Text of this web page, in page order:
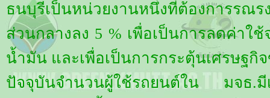
ธนบุรีเป็นหน่วยงานหนึ่งที่ต้องการรณ
ส่วนกลางลง 5 % เพื่อเป็นการลดค่าใ
น้ำมัน และเพื่อเป็นการกระตุ้นเศรษฐกิ
ปัจจุบันจำนวนผู้ใช้รถยนต์ใน มจธ.